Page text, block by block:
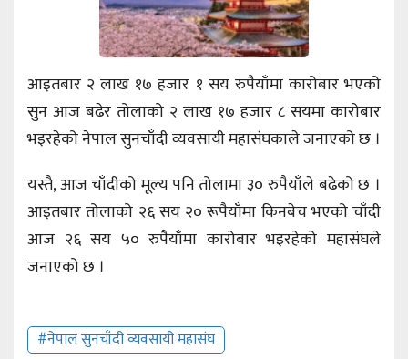
आइतबार २ लाख १७ हजार १ सय रुपैयाँमा कारोबार भएको
सुन आज बढेर तोलाको २ लाख १७ हजार ८ सयमा कारोबार
भइरहेको नेपाल सुनचाँदी व्यवसायी महासंघकाले जनाएको छ ।
यस्तै, आज चाँदीको मूल्य पनि तोलामा ३० रुपैयाँले बढेको छ ।
आइतबार तोलाको २६ सय २० रूपैयाँमा किनबेच भएको चाँदी
आज २६ सय ५० रुपैयाँमा कारोबार भइरहेको महासंघले
जनाएको छ ।
#नेपाल सुनचाँदी व्यवसायी महासंघ